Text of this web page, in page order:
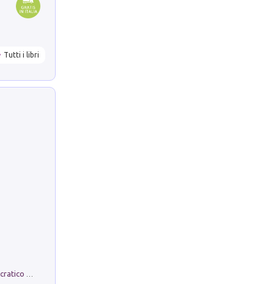
Tutti i libri